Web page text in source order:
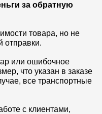
за обратную
товара, но не
отправки.
или ошибочное
что указан в заказе
все транспортные
с клиентами,